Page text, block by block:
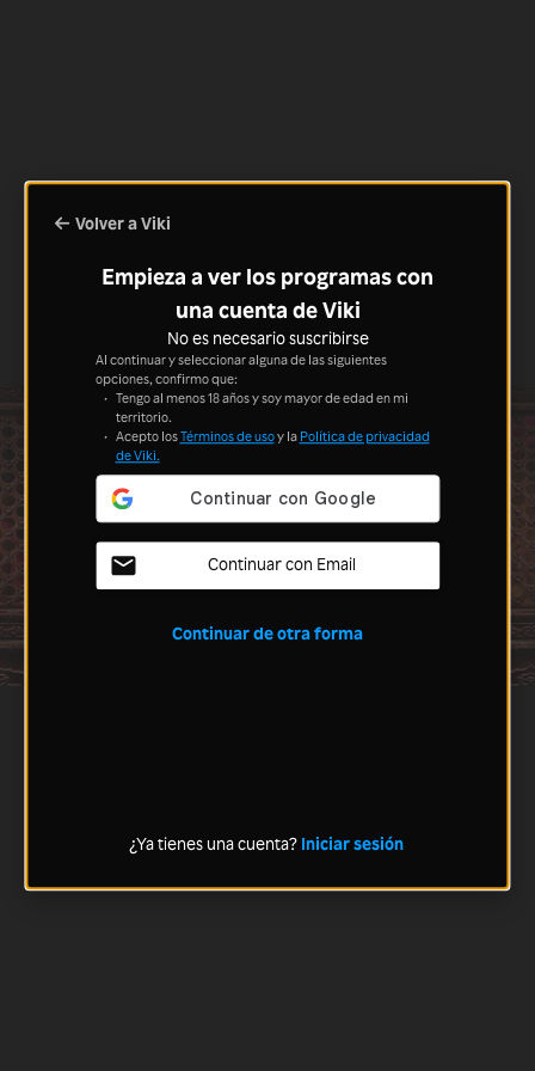
Volver a Viki
Empieza a ver los programas con
una cuenta de Viki
No es necesario suscribirse
Al continuar y seleccionar alguna de las siguientes
opciones, confirmo que:
Tengo al menos 18 años y soy mayor de edad en mi
territorio.
Acepto losTérminos de usoy la Política de privacidad
de Viki.
Continuar con Email
Continuar de otra forma
¿Ya tienes una cuenta? Iniciar sesión